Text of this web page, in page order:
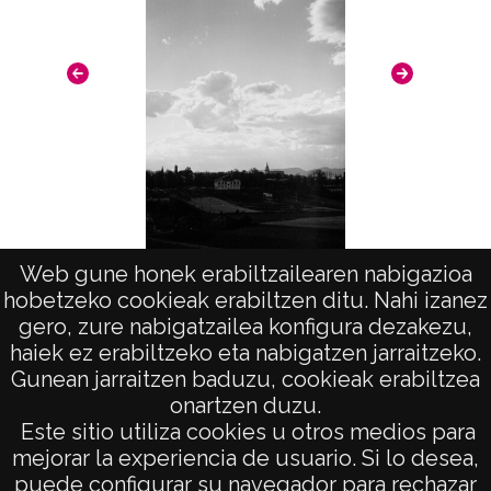
Web gune honek erabiltzailearen nabigazioa
hobetzeko cookieak erabiltzen ditu. Nahi izanez
gero, zure nabigatzailea konfigura dezakezu,
haiek ez erabiltzeko eta nabigatzen jarraitzeko.
Gunean jarraitzen baduzu, cookieak erabiltzea
onartzen duzu.
Este sitio utiliza cookies u otros medios para
mejorar la experiencia de usuario. Si lo desea,
puede configurar su navegador para rechazar
Notas
Nº de identificación: 18693 Duplicado del
negativo: R. 160 / F. 5 / N. 14; Duplicado del
positivo: 8632;
Signaturas: Copia digital: ATHA-DAF-GUE-
GUE-8632 ; Duplicado del negativo: ATHA-
DAF-GUE-R 160-F 5-N 14;
Licencia de las imágenes
CC BY-NC-SA 4.0
Vista
AVISO LEGAL
POLÍTICA DE PRIVACIDAD
ACCESIBILIDAD